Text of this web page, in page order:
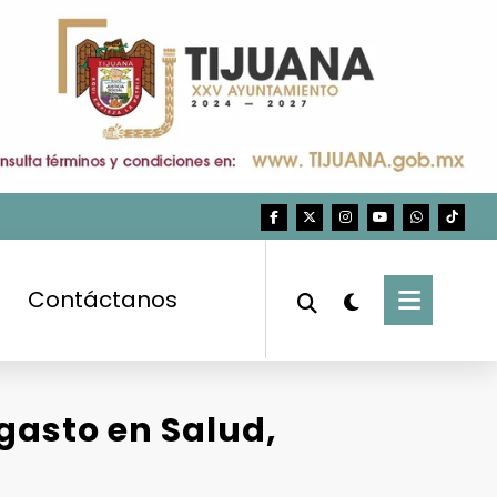
Contáctanos
en Salud,